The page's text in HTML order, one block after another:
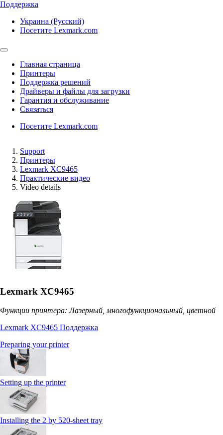
Поддержка
Украина (Русский)
Посетите Lexmark.com
Главная страница
Принтеры
Поддержка решений
Драйверы и файлы для загрузки
Гарантия и обслуживание
Связаться
Посетите Lexmark.com
Support
Принтеры
Lexmark XC9465
Практические видео
Video details
Lexmark XC9465
Функции принтера: Лазерный, многофункциональный, цветной
Lexmark XC9465 Поддержка
Preparing your printer
Setting up the printer
Installing the 2 by 520‑sheet tray